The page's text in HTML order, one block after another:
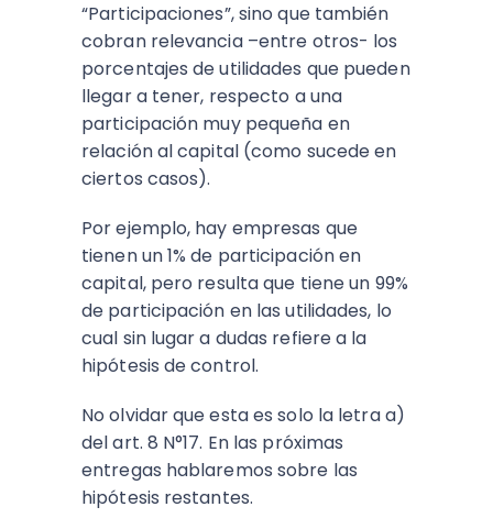
“Participaciones”, sino que también
cobran relevancia –entre otros- los
porcentajes de utilidades que pueden
llegar a tener, respecto a una
participación muy pequeña en
relación al capital (como sucede en
ciertos casos).
Por ejemplo, hay empresas que
tienen un 1% de participación en
capital, pero resulta que tiene un 99%
de participación en las utilidades, lo
cual sin lugar a dudas refiere a la
hipótesis de control.
No olvidar que esta es solo la letra a)
del art. 8 N°17. En las próximas
entregas hablaremos sobre las
hipótesis restantes.